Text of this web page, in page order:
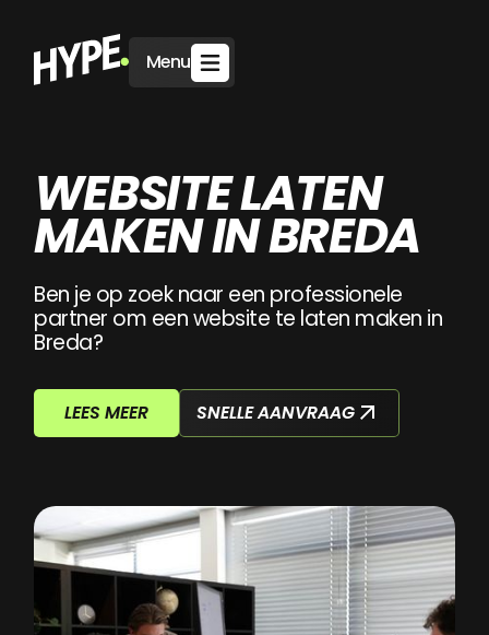
Menu
WEBSITE LATEN
MAKEN IN BREDA
Ben je op zoek naar een professionele
partner om een website te laten maken in
Breda?
LEES MEER SNELLE AANVRAAG